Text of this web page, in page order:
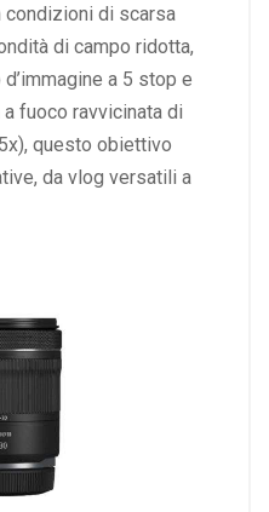
di scarsa
di campo ridotta,
a 5 stop e
fuoco ravvicinata di
questo obiettivo
da vlog versatili a